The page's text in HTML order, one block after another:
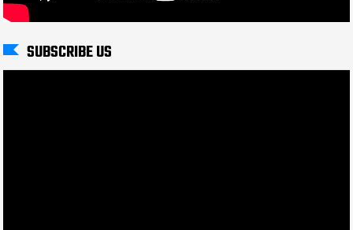
SUBSCRIBE US